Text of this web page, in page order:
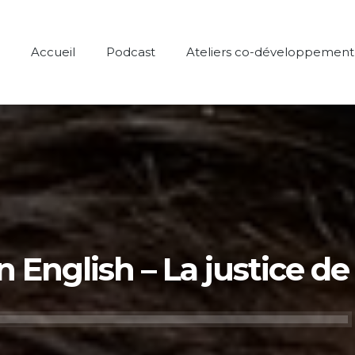
Accueil Podcast Ateliers co-développement
English – La justice
Lecteur
audio